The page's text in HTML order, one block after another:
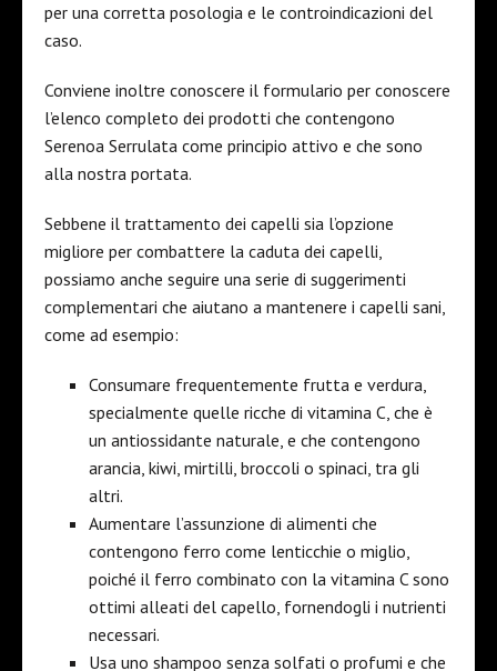
per una corretta posologia e le controindicazioni del
caso.
Conviene inoltre conoscere il formulario per conoscere
l’elenco completo dei prodotti che contengono
Serenoa Serrulata come principio attivo e che sono
alla nostra portata.
Sebbene il trattamento dei capelli sia l’opzione
migliore per combattere la caduta dei capelli,
possiamo anche seguire una serie di suggerimenti
complementari che aiutano a mantenere i capelli sani,
come ad esempio:
Consumare frequentemente frutta e verdura,
specialmente quelle ricche di vitamina C, che è
un antiossidante naturale, e che contengono
arancia, kiwi, mirtilli, broccoli o spinaci, tra gli
altri.
Aumentare l’assunzione di alimenti che
contengono ferro come lenticchie o miglio,
poiché il ferro combinato con la vitamina C sono
ottimi alleati del capello, fornendogli i nutrienti
necessari.
Usa uno shampoo senza solfati o profumi e che